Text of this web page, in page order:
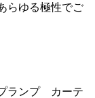
らゆる極性でご
ランプ カーテ